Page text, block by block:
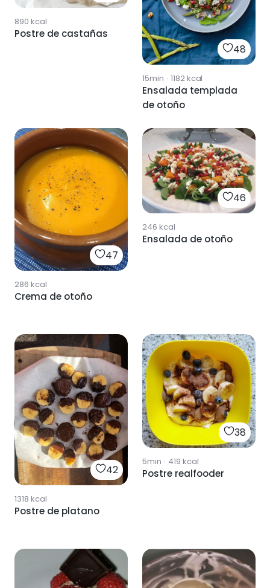
890 kcal
Postre de castañas
48
15min · 1182kcal
Ensalada templada
de otoño
47
286 kcal
Crema de otoño
46
246 kcal
Ensalada de otoño
42
1318 kcal
Postre de platano
38
5min · 419 kcal
Postre realfooder